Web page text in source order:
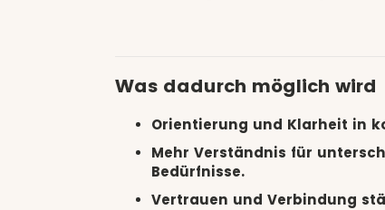
Was dadurch möglich wird
Orientierung und Klarheit in
Mehr Verständnis für
Bedürfnisse.
Vertrauen und Verbindung